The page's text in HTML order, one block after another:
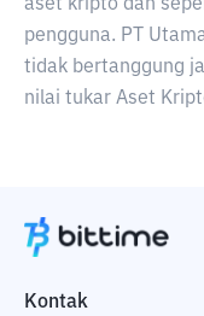
aset kripto dan
pengguna. PT
tidak bertanggung
nilai tukar Aset
Kontak